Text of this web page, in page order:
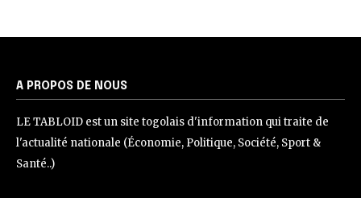
A PROPOS DE NOUS
LE TABLOID est un site togolais d'information qui traite de
l'actualité nationale (Économie, Politique, Société, Sport &
Santé..)